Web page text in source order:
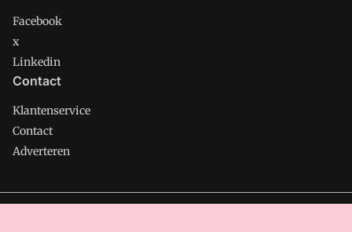
Facebook
x
Linkedin
Contact
Klantenservice
Contact
Adverteren